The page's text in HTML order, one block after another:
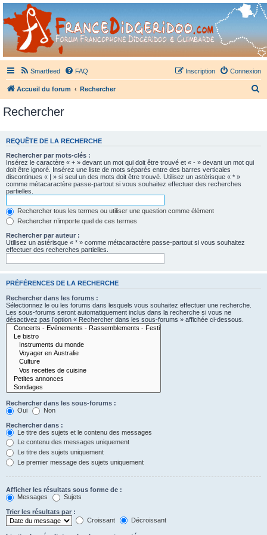
France Didgeridoo
Didgeridoo et Guimbarde sur France Didgeridoo - retrouvez la communauté.
Smartfeed FAQ Connexion
Inscription
Accueil du forum Rechercher
e
Rechercher
REQUÊTE DE LA RECHERCHE
Rechercher par mots-clés :
Insérez le caractère « + » devant un mot qui doit être trouvé et « - » devant un mot qui
doit être ignoré. Insérez une liste de mots séparés entre des barres verticales
discontinues « | » si seul un des mots doit être trouvé. Utilisez un astérisque « * »
comme métacaractère passe-partout si vous souhaitez effectuer des recherches
partielles.
Rechercher tous les termes ou utiliser une question comme élément
Rechercher n’importe quel de ces termes
Rechercher par auteur :
Utilisez un astérisque « * » comme métacaractère passe-partout si vous souhaitez
effectuer des recherches partielles.
PRÉFÉRENCES DE LA RECHERCHE
Rechercher dans les forums :
Sélectionnez le ou les forums dans lesquels vous souhaitez effectuer une recherche.
Les sous-forums seront automatiquement inclus dans la recherche si vous ne
désactivez pas l’option « Rechercher dans les sous-forums » affichée ci-dessous.
Rechercher dans les sous-forums :
Oui
Non
Rechercher dans :
Le titre des sujets et le contenu des messages
Le contenu des messages uniquement
Le titre des sujets uniquement
Le premier message des sujets uniquement
Afficher les résultats sous forme de :
Messages
Sujets
Trier les résultats par :
Croissant
Décroissant